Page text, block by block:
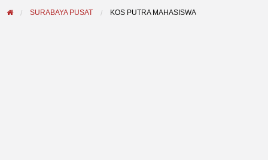
SURABAYA PUSAT KOS PUTRA MAHASISWA